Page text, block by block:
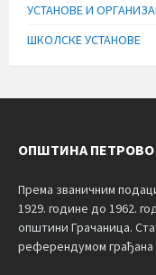
УСТАНОВЕ И
ШКОЛСКЕ УСТАНОВЕ
ОПШТИНА ПЕТРОВО
Према званичним
1929. године до 1962.
општини Грачаница.
референдумом грађана